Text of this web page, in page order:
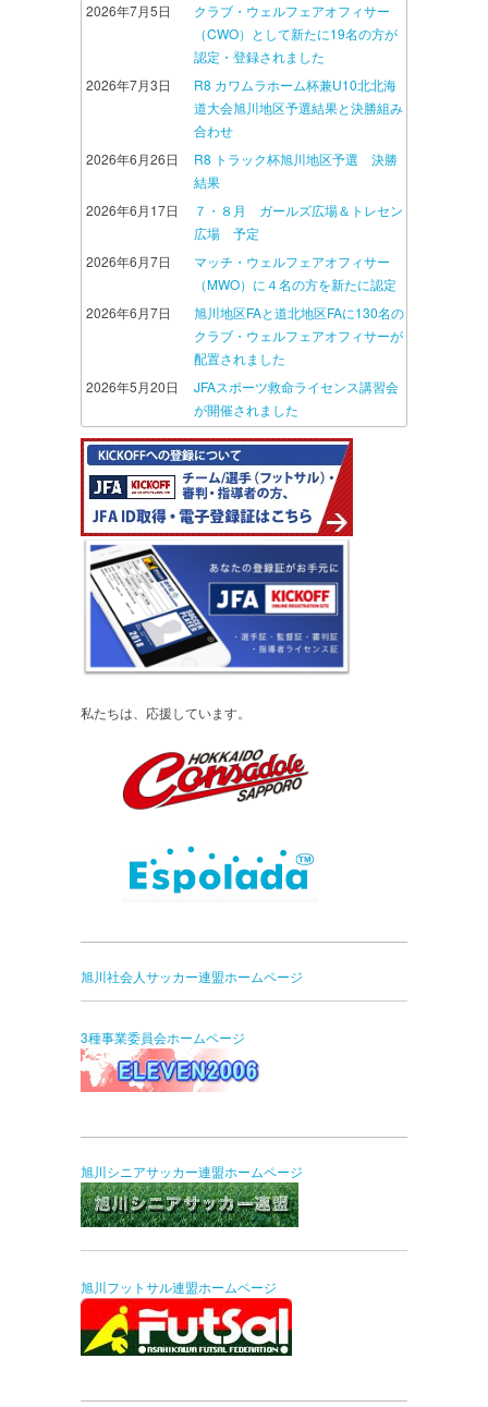
2026年7月5日
クラブ・ウェルフェアオフィサー
（CWO）として新たに19名の方が
認定・登録されました
2026年7月3日
R8 カワムラホーム杯兼U10北北海
道大会旭川地区予選結果と決勝組み
合わせ
2026年6月26日
R8 トラック杯旭川地区予選 決勝
結果
2026年6月17日
７・８月 ガールズ広場＆トレセン
広場 予定
2026年6月7日
マッチ・ウェルフェアオフィサー
（MWO）に４名の方を新たに認定
2026年6月7日
旭川地区FAと道北地区FAに130名の
クラブ・ウェルフェアオフィサーが
配置されました
2026年5月20日
JFAスポーツ救命ライセンス講習会
が開催されました
私たちは、応援しています。
旭川社会人サッカー連盟ホームページ
3種事業委員会ホームページ
旭川シニアサッカー連盟ホームページ
旭川フットサル連盟ホームページ